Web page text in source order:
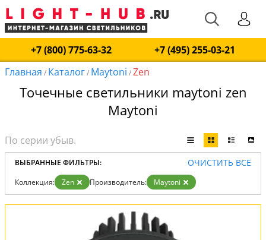
+7 (800) 775-63-32
+7 (495) 255-03-21
Главная / Каталог/ Maytoni /Zen
Точечные светильники maytoni zen
Maytoni
ВЫБРАННЫЕ ФИЛЬТРЫ: ОЧИСТИТЬ ВСЕ
Коллекция: Zen Производитель: Maytoni